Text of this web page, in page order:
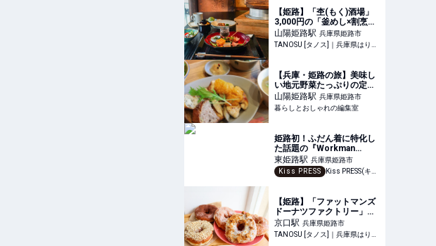
【姫路】「杢(もく)酒場」
3,000円の「釜めし×割烹ラ
ンチ」でプチ贅沢を♪お酒と
のペアリングも
山陽姫路駅 兵庫県姫路市
TANOSU [タノス]｜兵庫県はりまエリアの地域情報サイト
【兵庫・姫路の旅】美味し
い地元野菜たっぷりの定食
が味わえる落ち着ける空間
「まちの食堂 羊雲」 | 暮ら
しとおしゃれの編集室
山陽姫路駅 兵庫県姫路市
暮らしとおしゃれの編集室
姫路初！ふだん着に特化し
た話題の『Workman
Colors 東姫路店』を体験
してきました♪
東姫路駅 兵庫県姫路市
Kiss PRESS
Kiss PRESS(キッスプレス) | 街を、もっと楽しもう
【姫路】「ファットマンズ
ドーナツファクトリー」オ
ープン！ふわもち食感のグ
レーズドドーナツ専門店
京口駅 兵庫県姫路市
TANOSU [タノス]｜兵庫県はりまエリアの地域情報サイト